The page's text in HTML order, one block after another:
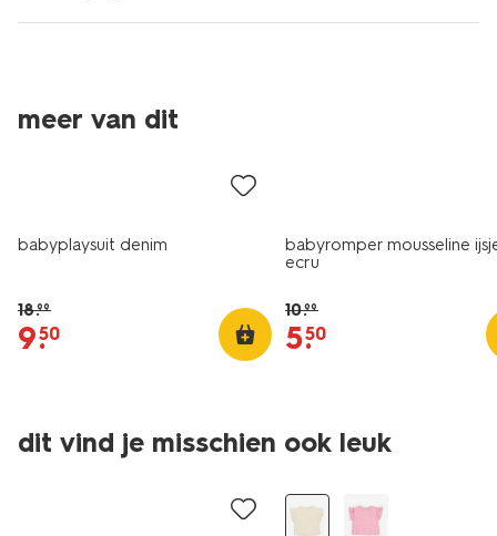
meer van dit
sale
babyplaysuit denim
18.99
9.
50
babyromper mousseline
ecru
10.99
5.
50
dit vind je misschien ook leuk
sale sale